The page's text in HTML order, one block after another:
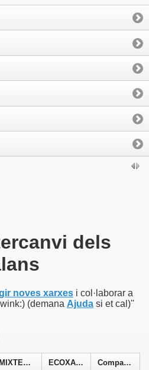
dels
noves xarxes i col·laborar a
(demana Ajuda si et cal)''
MIXTES i BdT (amb moneda social) ECOXARXES (amb moneda) Comparativa